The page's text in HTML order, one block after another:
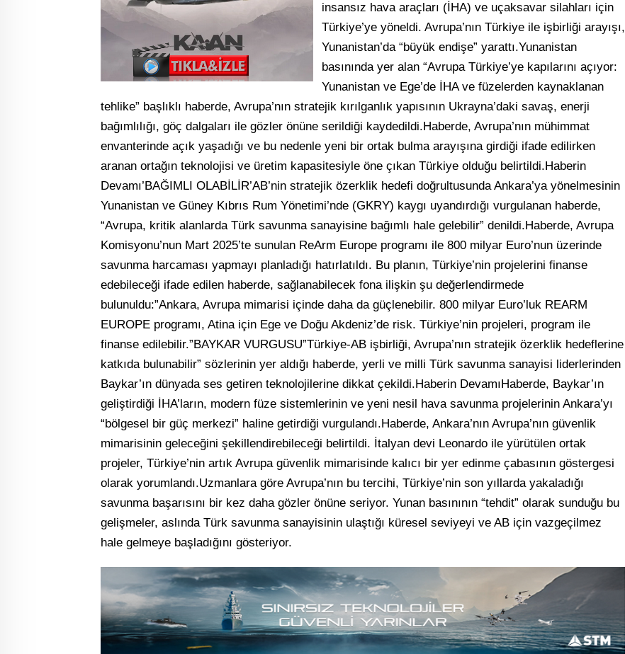
insansız hava araçları (İHA) ve uçaksavar silahları için
Türkiye’ye yöneldi. Avrupa’nın Türkiye ile işbirliği arayışı,
Yunanistan’da “büyük endişe” yarattı.Yunanistan
basınında yer alan “Avrupa Türkiye’ye kapılarını açıyor:
Yunanistan ve Ege’de İHA ve füzelerden kaynaklanan
tehlike” başlıklı haberde, Avrupa’nın stratejik kırılganlık yapısının Ukrayna’daki savaş, enerji
bağımlılığı, göç dalgaları ile gözler önüne serildiği kaydedildi.Haberde, Avrupa’nın mühimmat
envanterinde açık yaşadığı ve bu nedenle yeni bir ortak bulma arayışına girdiği ifade edilirken
aranan ortağın teknolojisi ve üretim kapasitesiyle öne çıkan Türkiye olduğu belirtildi.Haberin
Devamı’BAĞIMLI OLABİLİR’AB’nin stratejik özerklik hedefi doğrultusunda Ankara’ya yönelmesinin
Yunanistan ve Güney Kıbrıs Rum Yönetimi’nde (GKRY) kaygı uyandırdığı vurgulanan haberde,
“Avrupa, kritik alanlarda Türk savunma sanayisine bağımlı hale gelebilir” denildi.Haberde, Avrupa
Komisyonu’nun Mart 2025’te sunulan ReArm Europe programı ile 800 milyar Euro’nun üzerinde
savunma harcaması yapmayı planladığı hatırlatıldı. Bu planın, Türkiye’nin projelerini finanse
edebileceği ifade edilen haberde, sağlanabilecek fona ilişkin şu değerlendirmede
bulunuldu:”Ankara, Avrupa mimarisi içinde daha da güçlenebilir. 800 milyar Euro’luk REARM
EUROPE programı, Atina için Ege ve Doğu Akdeniz’de risk. Türkiye’nin projeleri, program ile
finanse edilebilir.”BAYKAR VURGUSU”Türkiye-AB işbirliği, Avrupa’nın stratejik özerklik hedeflerine
katkıda bulunabilir” sözlerinin yer aldığı haberde, yerli ve milli Türk savunma sanayisi liderlerinden
Baykar’ın dünyada ses getiren teknolojilerine dikkat çekildi.Haberin DevamıHaberde, Baykar’ın
geliştirdiği İHA’ların, modern füze sistemlerinin ve yeni nesil hava savunma projelerinin Ankara’yı
“bölgesel bir güç merkezi” haline getirdiği vurgulandı.Haberde, Ankara’nın Avrupa’nın güvenlik
mimarisinin geleceğini şekillendirebileceği belirtildi. İtalyan devi Leonardo ile yürütülen ortak
projeler, Türkiye’nin artık Avrupa güvenlik mimarisinde kalıcı bir yer edinme çabasının göstergesi
olarak yorumlandı.Uzmanlara göre Avrupa’nın bu tercihi, Türkiye’nin son yıllarda yakaladığı
savunma başarısını bir kez daha gözler önüne seriyor. Yunan basınının “tehdit” olarak sunduğu bu
gelişmeler, aslında Türk savunma sanayisinin ulaştığı küresel seviyeyi ve AB için vazgeçilmez
hale gelmeye başladığını gösteriyor.